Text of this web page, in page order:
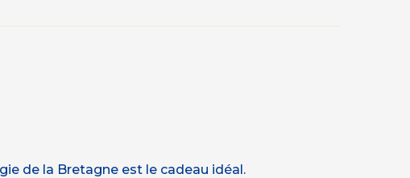
de la Bretagne est le cadeau idéal.